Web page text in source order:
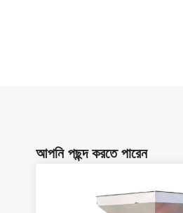
আপনি পছন্দ করতে পারেন